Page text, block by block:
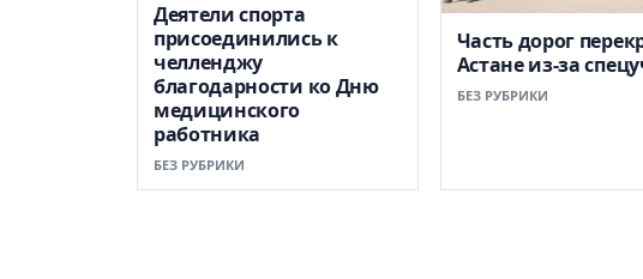
Деятели спорта
присоединились к
челленджу
благодарности ко Дню
медицинского
работника
БЕЗ РУБРИКИ
Часть дорог
Астане из-за
БЕЗ РУБРИКИ